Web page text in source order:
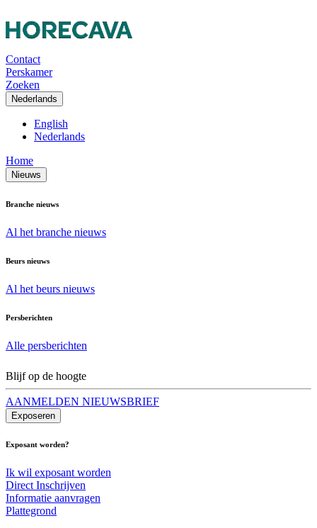
Contact
Perskamer
Zoeken
Nederlands
English
Nederlands
Home
Nieuws
Branche nieuws
Al het branche nieuws
Beurs nieuws
Al het beurs nieuws
Persberichten
Alle persberichten
Blijf op de hoogte
AANMELDEN NIEUWSBRIEF
Exposeren
Exposant worden?
Ik wil exposant worden
Direct Inschrijven
Informatie aanvragen
Plattegrond